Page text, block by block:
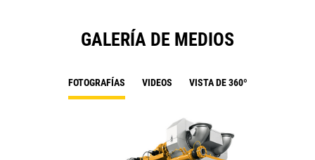
GALERÍA DE MEDIOS
FOTOGRAFÍAS VIDEOS VISTA DE 360º